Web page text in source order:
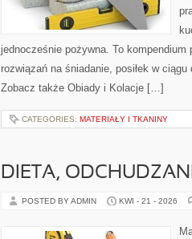
jednocześnie pożywna. To
rozwiązań na śniadanie, posiłek w
Zobacz także Obiady i Kolacje […]
CATEGORIES: MATERIAŁY I TKANINY
DIETA,
POSTED BY ADMIN KWI - 21 - 2026